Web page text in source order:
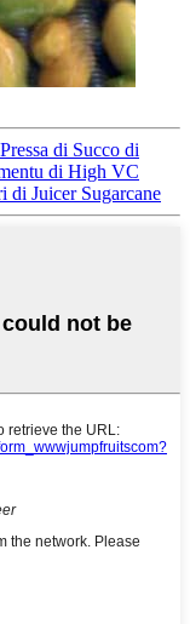
di Succo di
di High VC
di Juicer Sugarcane